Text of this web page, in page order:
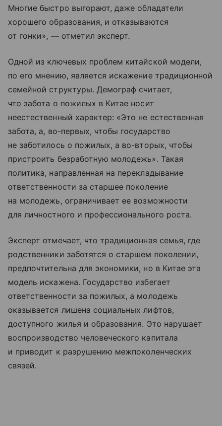
Многие быстро выгорают, даже обладатели
хорошего образования, и отказываются
от гонки», — отметил эксперт.
Одной из ключевых проблем китайской модели,
по его мнению, является искажение традиционной
семейной структуры. Демограф считает,
что забота о пожилых в Китае носит
неестественный характер: «Это не естественная
забота, а, во-первых, чтобы государство
не заботилось о пожилых, а во-вторых, чтобы
пристроить безработную молодежь». Такая
политика, направленная на перекладывание
ответственности за старшее поколение
на молодежь, ограничивает ее возможности
для личностного и профессионального роста.
Эксперт отмечает, что традиционная семья, где
родственники заботятся о старшем поколении,
предпочтительна для экономики, но в Китае эта
модель искажена. Государство избегает
ответственности за пожилых, а молодежь
оказывается лишена социальных лифтов,
доступного жилья и образования. Это нарушает
воспроизводство человеческого капитала
и приводит к разрушению межпоколенческих
связей.